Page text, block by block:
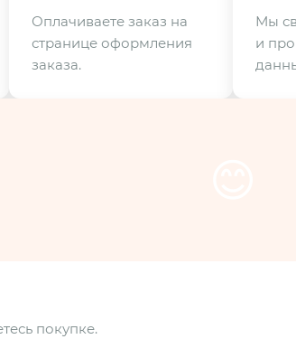
Оплачиваете заказ на
странице оформления
заказа.
Мы
и
покупке.